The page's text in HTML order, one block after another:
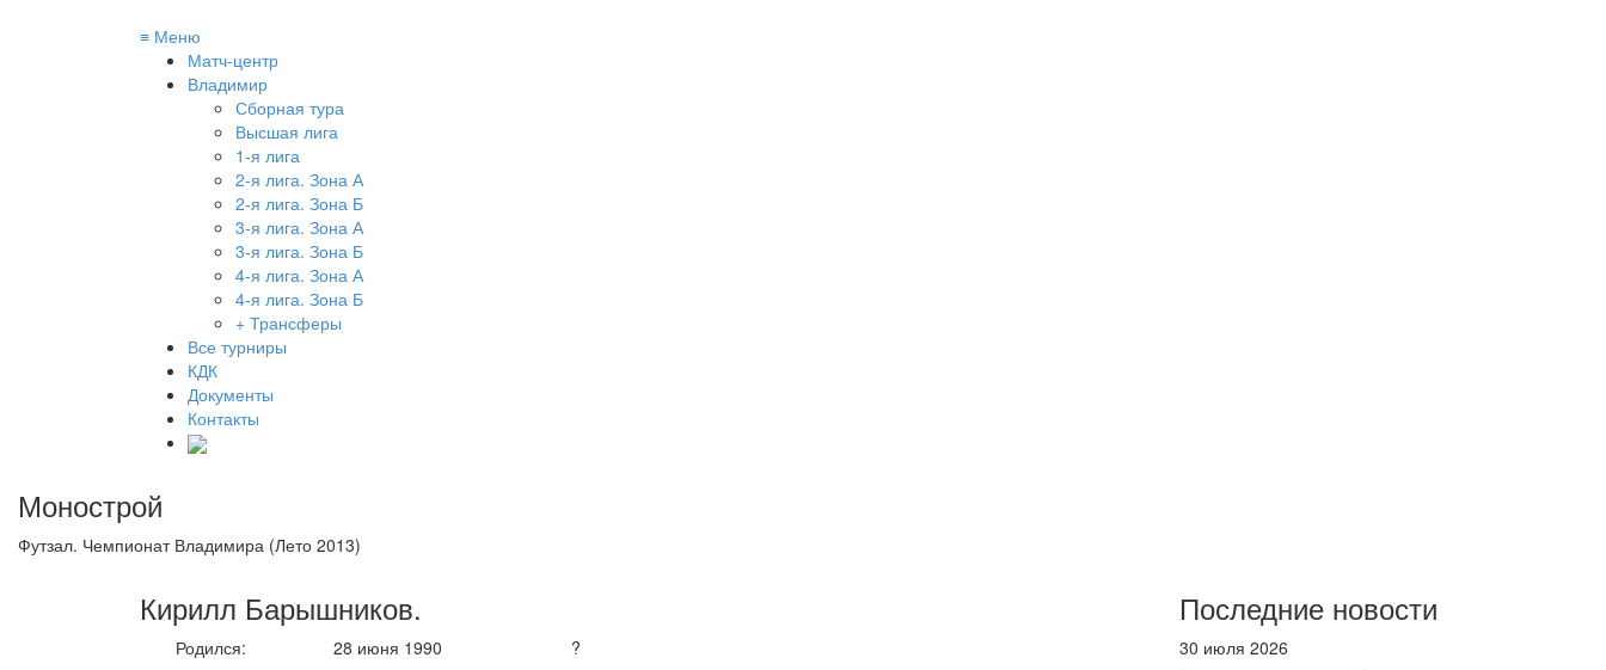
≡ Меню
Матч-центр
Владимир
Сборная тура
Высшая лига
1-я лига
2-я лига. Зона А
2-я лига. Зона Б
3-я лига. Зона А
3-я лига. Зона Б
4-я лига. Зона А
4-я лига. Зона Б
+ Трансферы
Все турниры
КДК
Документы
Контакты
Монострой
Футзал. Чемпионат Владимира (Лето 2013)
Кирилл Барышников.
Родился:
28 июня 1990
?
Последние новости
30 июля 2026